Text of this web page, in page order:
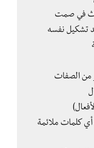
في صمت
تشكيل نفسه
من الصفات
كلمات ملائمة